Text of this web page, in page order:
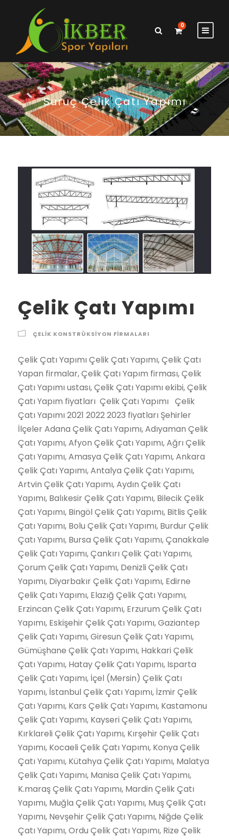
0
Suruç Çelik Çatı Yapımı
Çelik Çatı Yapımı
ÇELIK KONSTRÜKSIYON FIRMALARI
Çelik Çatı Yapımı Çelik Çatı Yapımı, Çelik Çatı Yapan firmalar, Çelik Çatı Yapım firması, Çelik Çatı Yapımı ustası, Çelik Çatı Yapımı ekibi, Çelik Çatı Yapım fiyatları Çelik Çatı Yapımı Çelik Çatı Yapımı 2021 2022 2023 fiyatları Şehirler İlçeler Adana Çelik Çatı Yapımı, Adıyaman Çelik Çatı Yapımı, Afyon Çelik Çatı Yapımı, Ağrı Çelik Çatı Yapımı, Amasya Çelik Çatı Yapımı, Ankara Çelik Çatı Yapımı, Antalya Çelik Çatı Yapımı, Artvin Çelik Çatı Yapımı, Aydın Çelik Çatı Yapımı, Balıkesir Çelik Çatı Yapımı, Bilecik Çelik Çatı Yapımı, Bingöl Çelik Çatı Yapımı, Bitlis Çelik Çatı Yapımı, Bolu Çelik Çatı Yapımı, Burdur Çelik Çatı Yapımı, Bursa Çelik Çatı Yapımı, Çanakkale Çelik Çatı Yapımı, Çankırı Çelik Çatı Yapımı, Çorum Çelik Çatı Yapımı, Denizli Çelik Çatı Yapımı, Diyarbakır Çelik Çatı Yapımı, Edirne Çelik Çatı Yapımı, Elazığ Çelik Çatı Yapımı, Erzincan Çelik Çatı Yapımı, Erzurum Çelik Çatı Yapımı, Eskişehir Çelik Çatı Yapımı, Gaziantep Çelik Çatı Yapımı, Giresun Çelik Çatı Yapımı, Gümüşhane Çelik Çatı Yapımı, Hakkari Çelik Çatı Yapımı, Hatay Çelik Çatı Yapımı, Isparta Çelik Çatı Yapımı, İçel (Mersin) Çelik Çatı Yapımı, İstanbul Çelik Çatı Yapımı, İzmir Çelik Çatı Yapımı, Kars Çelik Çatı Yapımı, Kastamonu Çelik Çatı Yapımı, Kayseri Çelik Çatı Yapımı, Kırklareli Çelik Çatı Yapımı, Kırşehir Çelik Çatı Yapımı, Kocaeli Çelik Çatı Yapımı, Konya Çelik Çatı Yapımı, Kütahya Çelik Çatı Yapımı, Malatya Çelik Çatı Yapımı, Manisa Çelik Çatı Yapımı, K.maraş Çelik Çatı Yapımı, Mardin Çelik Çatı Yapımı, Muğla Çelik Çatı Yapımı, Muş Çelik Çatı Yapımı, Nevşehir Çelik Çatı Yapımı, Niğde Çelik Çatı Yapımı, Ordu Çelik Çatı Yapımı, Rize Çelik Çatı Yapımı, Sakarya Çelik Çatı Yapımı, Samsun Çelik Çatı Yapımı, Siirt Çelik Çatı Yapımı, Sinop Çelik Çatı Yapımı, Sivas Çelik Çatı Yapımı, Tekirdağ Çelik Çatı Yapımı, Tokat Çelik Çatı Yapımı, Trabzon Çelik Çatı Yapımı, Tunceli Çelik Çatı Yapımı, Şanlıurfa Çelik Çatı Yapımı, Uşak Çelik Çatı Yapımı, Van Çelik Çatı Yapımı, Yozgat Çelik Çatı Yapımı, Zonguldak Çelik Çatı Yapımı, Aksaray Çelik Çatı Yapımı, Bayburt Çelik Çatı Yapımı, Karaman Çelik Çatı Yapımı, Kırıkkale Çelik Çatı Yapımı, Batman Çelik Çatı Yapımı, Şırnak Çelik Çatı Yapımı, Bartın Çelik Çatı Yapımı, Ardahan Çelik Çatı Yapımı, Iğdır Çelik Çatı Yapımı, Yalova Çelik Çatı Yapımı, Karabük Çelik Çatı Yapımı, Kilis Çelik Çatı Yapımı, Osmaniye Çelik Çatı Yapımı,Düzce Çelik Çatı Yapımı, İbradı Çelik Çatı Yapımı, Kaş Çelik Çatı Yapımı, Kemer / Antalya Çelik Çatı Yapımı, Kepez Çelik Çatı Yapımı, Konyaaltı Çelik Çatı Yapımı, Korkuteli Çelik Çatı Yapımı, Gündoğmuş Çelik Çatı Yapımı, Alpu Çelik Çatı Yapımı, Beylikova Çelik Çatı Yapımı, Çifteler Çelik Çatı Yapımı, Günyüzü Çelik Çatı Yapımı, Han Çelik Çatı Yapımı, İnönü Çelik Çatı Yapımı, Mahmudiye Çelik Çatı Yapımı, Mihalgazi Çelik Çatı Yapımı, Mihalıççık Çelik Çatı Yapımı, Odunpazarı Çelik Çatı Yapımı, Sarıcakaya Çelik Çatı Yapımı, Seyitgazi Çelik Çatı Yapımı, Sivrihisar Çelik Çatı Yapımı, Tepebaşı Çelik Çatı Yapımı, Araban Çelik Çatı Yapımı, İslahiye Çelik Çatı Yapımı, Karkamış Çelik Çatı Yapımı, Nizip Çelik Çatı Yapımı, Nurdağı Çelik Çatı Yapımı, Oğuzeli Çelik Çatı Yapımı, Şahinbey Çelik Çatı Yapımı, Şehitkamil Çelik Çatı Yapımı, Yavuzeli Çelik Çatı Yapımı, Alucra Çelik Çatı Yapımı, Bulancak Çelik Çatı Yapımı, Çamoluk Çelik Çatı Yapımı, Çanakçı Çelik Çatı Yapımı, Dereli Çelik Çatı Yapımı, Doğankent Çelik Çatı Yapımı, Espiye Çelik Çatı Yapımı, Eynesil Çelik Çatı Yapımı, Giresun Merkez Çelik Çatı Yapımı, Görele Çelik Çatı Yapımı, Güce Çelik Çatı Yapımı, Keşap Çelik Çatı Yapımı, Piraziz Çelik Çatı Yapımı, Şebinkarahisar Çelik Çatı Yapımı, Tirebolu Çelik Çatı Yapımı, Yağlıdere Çelik Çatı Yapımı, Gümüşhane Merkez Çelik Çatı Yapımı, Kelkit Çelik Çatı Yapımı, Köse Çelik Çatı Yapımı, Kürtün Çelik Çatı Yapımı, Şiran Çelik Çatı Yapımı, Torul Çelik Çatı Yapımı, Çukurca Çelik Çatı Yapımı, Hakkari Merkez Çelik Çatı Yapımı, Şemdinli Çelik Çatı Yapımı, Yüksekova Çelik Çatı Yapımı, Altınözü Çelik Çatı Yapımı, Belen Çelik Çatı Yapımı, Dörtyol Çelik Çatı Yapımı, Erzin Çelik Çatı Yapımı, Hassa Çelik Çatı Yapımı, Hatay Merkez Çelik Çatı Yapımı, İskenderun Çelik Çatı Yapımı, Kırıkhan Çelik Çatı Yapımı, Kumlu Çelik Çatı Yapımı, Reyhanlı Çelik Çatı Yapımı, Samandağ Çelik Çatı Yapımı, Yayladağı Çelik Çatı Yapımı, Aksu / Isparta Çelik Çatı Yapımı, Atabey Çelik Çatı Yapımı, Eğirdir Çelik Çatı Yapımı, Gelendost Çelik Çatı Yapımı, Gönen / Isparta Çelik Çatı Yapımı, Isparta Merkez Çelik Çatı Yapımı, Keçiborlu Çelik Çatı Yapımı, Senirkent Çelik Çatı Yapımı, Sütçüler Çelik Çatı Yapımı, Şarkikaraağaç Çelik Çatı Yapımı, Uluborlu Çelik Çatı Yapımı, Yalvaç Çelik Çatı Yapımı, Yenişarbademli Çelik Çatı Yapımı, Akdeniz Çelik Çatı Yapımı, Anamur Çelik Çatı Yapımı, Aydıncık / Mersin Çelik Çatı Yapımı, Bafra Çelik Çatı Yapımı, Canik Çelik Çatı Yapımı, Çarşamba Çelik Çatı Yapımı, Havza Çelik Çatı Yapımı, İlkadım Çelik Çatı Yapımı, Kavak Çelik Çatı Yapımı, Ladik Çelik Çatı Yapımı, Ondokuzmayıs Çelik Çatı Yapımı, Salıpazarı Çelik Çatı Yapımı, Tekkeköy Çelik Çatı Yapımı, Terme Çelik Çatı Yapımı, Vezirköprü Çelik Çatı Yapımı, Yakakent Çelik Çatı Yapımı, Aydınlar Çelik Çatı Yapımı, Baykan Çelik Çatı Yapımı, Eruh Çelik Çatı Yapımı, Kurtalan Çelik Çatı Yapımı, Pervari Çelik Çatı Yapımı, Siirt Merkez Çelik Çatı Yapımı, Şirvan Çelik Çatı Yapımı, Ayancık Çelik Çatı Yapımı, Boyabat Çelik Çatı Yapımı, Dikmen Çelik Çatı Yapımı, Durağan Çelik Çatı Yapımı, Erfelek Çelik Çatı Yapımı, Gerze Çelik Çatı Yapımı, Saraydüzü Çelik Çatı Yapımı, Sinop Merkez Çelik Çatı Yapımı, Türkeli Çelik Çatı Yapımı, Akıncılar Çelik Çatı Yapımı, Altınyayla / Sivas Çelik Çatı Yapımı, Divriği Çelik Çatı Yapımı, Doğanşar Çelik Çatı Yapımı, Gemerek Çelik Çatı Yapımı, Gölova Çelik Çatı Yapımı, Gürün Çelik Çatı Yapımı, Hafik Çelik Çatı Yapımı, İmranlı Çelik Çatı Yapımı, Kangal Çelik Çatı Yapımı, Koyulhisar Çelik Çatı Yapımı, Sivas Merkez Çelik Çatı Yapımı, Suşehri Çelik Çatı Yapımı, Şarkışla Çelik Çatı Yapımı, Ulaş Çelik Çatı Yapımı, Yıldızeli Çelik Çatı Yapımı, Zara Çelik Çatı Yapımı, Çerkezköy Çelik Çatı Yapımı, Çorlu Çelik Çatı Yapımı, Hayrabolu Çelik Çatı Yapımı, Malkara Çelik Çatı Yapımı, Marmaraereğlisi Çelik Çatı Yapımı, Muratlı Çelik Çatı Yapımı, Saray / Tekirdağ Çelik Çatı Yapımı, Şarköy Çelik Çatı Yapımı, Tekirdağ Merkez Çelik Çatı Yapımı, Almus Çelik Çatı Yapımı, Artova Çelik Çatı Yapımı, Başçiftlik Çelik Çatı Yapımı, Erbaa Çelik Çatı Yapımı, Niksar Çelik Çatı Yapımı, Pazar / Tokat Çelik Çatı Yapımı, Reşadiye Çelik Çatı Yapımı, Sulusaray Çelik Çatı Yapımı, Tokat Merkez Çelik Çatı Yapımı, Turhal Çelik Çatı Yapımı, Siyahyurt / Tokat Çelik Çatı Yapımı, Zile Çelik Çatı Yapımı, Akçaabat Çelik Çatı Yapımı, Araklı Çelik Çatı Yapımı, Arsin Çelik Çatı Yapımı, Beşikdüzü Çelik Çatı Yapımı, Çarşıbaşı Çelik Çatı Yapımı, Çaykara Çelik Çatı Yapımı, Dernekpazarı Çelik Çatı Yapımı, Düzköy Çelik Çatı Yapımı, Hayrat Çelik Çatı Yapımı, Köprübaşı / Trabzon Çelik Çatı Yapımı, Maçka Çelik Çatı Yapımı, Of Çelik Çatı Yapımı, Sürmene Çelik Çatı Yapımı, Şalpazarı Çelik Çatı Yapımı, Tonya Çelik Çatı Yapımı, Trabzon Merkez Çelik Çatı Yapımı, Vakfıkebir Çelik Çatı Yapımı, Yomra Çelik Çatı Yapımı, Çemişgezek Çelik Çatı Yapımı, Hozat Çelik Çatı Yapımı, Mazgirt Çelik Çatı Yapımı, Nazımiye Çelik Çatı Yapımı, Ovacık / Tunceli Çelik Çatı Yapımı, Pertek Çelik Çatı Yapımı, Pülümür Çelik Çatı Yapımı, Tunceli Merkez Çelik Çatı Yapımı, Akçakale Çelik Çatı Yapımı, Birecik Çelik Çatı Yapımı, Bozova Çelik Çatı Yapımı, Ceylanpınar Çelik Çatı Yapımı, Halfeti Çelik Çatı Yapımı, Harran Çelik Çatı Yapımı, Hilvan Çelik Çatı Yapımı, Siverek Çelik Çatı Yapımı, Suruç Çelik Çatı Yapımı, Şanlıurfa Merkez Çelik Çatı Yapımı, Viranşehir Çelik Çatı Yapımı, Banaz Çelik Çatı Yapımı, Eşme Çelik Çatı Yapımı, Karahallı Çelik Çatı Yapımı, Sivaslı Çelik Çatı Yapımı, Ulubey / Uşak Çelik Çatı Yapımı, Uşak Merkez Çelik Çatı Yapımı, Bahçesaray Çelik Çatı Yapımı, Başkale Çelik Çatı Yapımı, Çaldıran Çelik Çatı Yapımı, Çatak Çelik Çatı Yapımı, Edremit / Van Çelik Çatı Yapımı, Erciş Çelik Çatı Yapımı, Gevaş Çelik Çatı Yapımı, Gürpınar Çelik Çatı Yapımı, Muradiye Çelik Çatı Yapımı, Özalp Çelik Çatı Yapımı, Saray / Van Çelik Çatı Yapımı, Van Merkez Çelik Çatı Yapımı, Akdağmadeni Çelik Çatı Yapımı, Aydıncık / Yozgat Çelik Çatı Yapımı, Boğazlıyan Çelik Çatı Yapımı, Çandır Çelik Çatı Yapımı, Çayıralan Çelik Çatı Yapımı, Çekerek Çelik Çatı Yapımı, Kadışehri Çelik Çatı Yapımı, Saraykent Çelik Çatı Yapımı, Sarıkaya Çelik Çatı Yapımı, Sorgun Çelik Çatı Yapımı, Şefaatli Çelik Çatı Yapımı, Yenifakılı Çelik Çatı Yapımı, Yerköy Çelik Çatı Yapımı, Yozgat Merkez Çelik Çatı Yapımı, Alaplı Çelik Çatı Yapımı, Çaycuma Çelik Çatı Yapımı, Devrek Çelik Çatı Yapımı, Ereğli / Zonguldak Çelik Çatı Yapımı, Gökçebey Çelik Çatı Yapımı, Zonguldak Merkez Çelik Çatı Yapımı, Ağaçören Çelik Çatı Yapımı, Aksaray Merkez Çelik Çatı Yapımı, Eskil Çelik Çatı Yapımı, Gülağaç Çelik Çatı Yapımı, Güzelyurt Çelik Çatı Yapımı, Ortaköy Çelik Çatı Yapımı, Sarıyahşi Çelik Çatı Yapımı, Aydıntepe Çelik Çatı Yapımı, Bayburt Merkez Çelik Çatı Yapımı, Demirözü Çelik Çatı Yapımı, Ayrancı Çelik Çatı Yapımı, Başyayla Çelik Çatı Yapımı, Ermenek Çelik Çatı Yapımı, Karaman Merkez Çelik Çatı Yapımı, Kazımkarabekir Çelik Çatı Yapımı, Sarıveliler Çelik Çatı Yapımı, Bahşili Çelik Çatı Yapımı, Balışeyh Çelik Çatı Yapımı, Çelebi Çelik Çatı Yapımı, Delice Çelik Çatı Yapımı, Karakeçili Çelik Çatı Yapımı, Keskin Çelik Çatı Yapımı, Kırıkkale Merkez Çelik Çatı Yapımı, Sulakyurt Çelik Çatı Yapımı, Yahşihan Çelik Çatı Yapımı, Batman Merkez Çelik Çatı Yapımı, Beşiri Çelik Çatı Yapımı, Gercüş Çelik Çatı Yapımı, Hasankeyf Çelik Çatı Yapımı, Kozluk Çelik Çatı Yapımı, Sason Çelik Çatı Yapımı, Beytüşşebap Çelik Çatı Yapımı, Cizre Çelik Çatı Yapımı, Güçlükonak Çelik Çatı Yapımı, İdil Çelik Çatı Yapımı, Silopi Çelik Çatı Yapımı, Şırnak Merkez Çelik Çatı Yapımı, Uludere Çelik Çatı Yapımı, Amasra Çelik Çatı Yapımı, Bartın Merkez Çelik Çatı Yapımı, Kurucaşile Çelik Çatı Yapımı, Ulus Çelik Çatı Yapımı, Ardahan Merkez Çelik